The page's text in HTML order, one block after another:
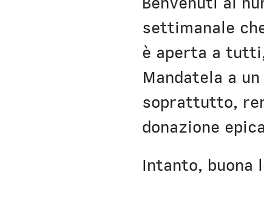
Nausicaa
settimanale
è aperta a
Mandatela a
soprattutto,
donazione
Intanto, buona